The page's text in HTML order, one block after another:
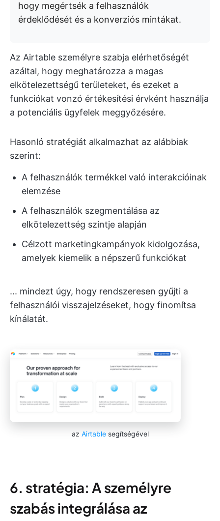
hogy megértsék a felhasználók
érdeklődését és a konverziós mintákat.
Az Airtable személyre szabja elérhetőségét
azáltal, hogy meghatározza a magas
elkötelezettségű területeket, és ezeket a
funkciókat vonzó értékesítési érvként használja
a potenciális ügyfelek meggyőzésére.
Hasonló stratégiát alkalmazhat az alábbiak
szerint:
A felhasználók termékkel való interakcióinak
elemzése
A felhasználók szegmentálása az
elkötelezettség szintje alapján
Célzott marketingkampányok kidolgozása,
amelyek kiemelik a népszerű funkciókat
... mindezt úgy, hogy rendszeresen gyűjti a
felhasználói visszajelzéseket, hogy finomítsa
kínálatát.
az Airtablesegítségével
6. stratégia: A személyre
szabás integrálása az